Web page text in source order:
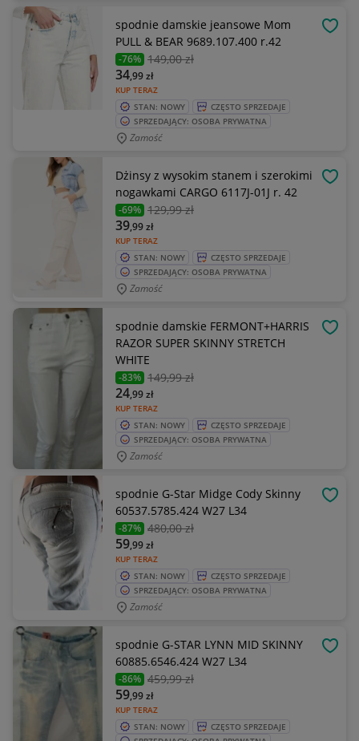
spodnie damskie jeansowe Mom
PULL & BEAR 9689.107.400 r.42
-76% 149,00 zł
KUP TERAZ
34,99zł
STAN: NOWY
CZĘSTO SPRZEDAJE
SPRZEDAJĄCY: OSOBA PRYWATNA
Zamość
Dżinsy z wysokim stanem i szerokimi
nogawkami CARGO 6117J-01J r. 42
-69% 129,99 zł
KUP TERAZ
39,99zł
STAN: NOWY
CZĘSTO SPRZEDAJE
SPRZEDAJĄCY: OSOBA PRYWATNA
Zamość
spodnie damskie FERMONT+HARRIS
RAZOR SUPER SKINNY STRETCH
WHITE
-83% 149,99 zł
KUP TERAZ
24,99zł
STAN: NOWY
CZĘSTO SPRZEDAJE
SPRZEDAJĄCY: OSOBA PRYWATNA
Zamość
spodnie G-Star Midge Cody Skinny
60537.5785.424 W27 L34
-87% 480,00 zł
KUP TERAZ
59,99zł
STAN: NOWY
CZĘSTO SPRZEDAJE
SPRZEDAJĄCY: OSOBA PRYWATNA
Zamość
spodnie G-STAR LYNN MID SKINNY
60885.6546.424 W27 L34
-86% 459,99 zł
KUP TERAZ
59,99zł
STAN: NOWY
CZĘSTO SPRZEDAJE